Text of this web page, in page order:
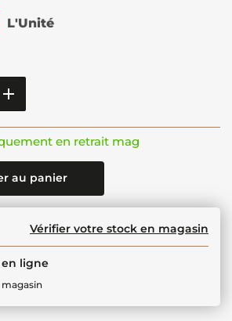
L'Unité
en retrait mag
au panier
Vérifier votre stock en magasin
ligne